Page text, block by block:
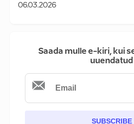
06.03.2026
Saada mulle e-kiri, kui
uuendatud
SUBSCRIBE